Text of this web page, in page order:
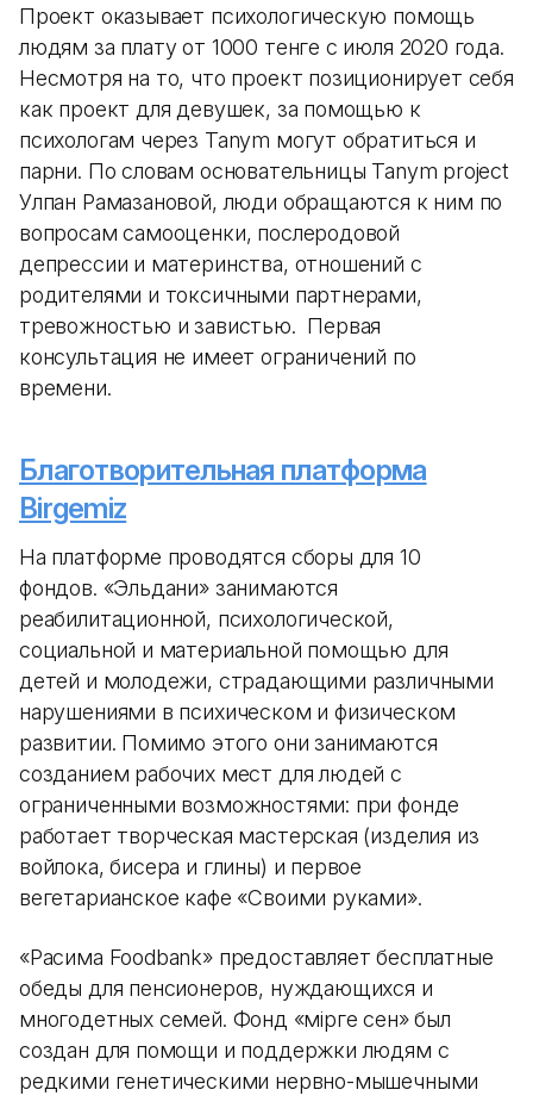
Проект оказывает психологическую помощь
людям за плату от 1000 тенге с июля 2020 года.
Несмотря на то, что проект позиционирует себя
как проект для девушек, за помощью к
психологам через Tanym могут обратиться и
парни. По словам основательницы Tanym project
Улпан Рамазановой, люди обращаются к ним по
вопросам самооценки, послеродовой
депрессии и материнства, отношений с
родителями и токсичными партнерами,
тревожностью и завистью. Первая
консультация не имеет ограничений по
времени.
Благотворительная платформа
Birgemiz
На платформе проводятся сборы для 10
фондов. «Эльдани» занимаются
реабилитационной, психологической,
социальной и материальной помощью для
детей и молодежи, страдающими различными
нарушениями в психическом и физическом
развитии. Помимо этого они занимаются
созданием рабочих мест для людей с
ограниченными возможностями: при фонде
работает творческая мастерская (изделия из
войлока, бисера и глины) и первое
вегетарианское кафе «Своими руками».
«Расима Foodbank» предоставляет бесплатные
обеды для пенсионеров, нуждающихся и
многодетных семей. Фонд «Өмірге сен» был
создан для помощи и поддержки людям с
редкими генетическими нервно-мышечными